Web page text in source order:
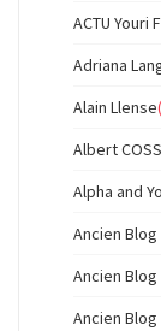
ACTU Youri
Adriana
Alain Llense
Albert
Alpha and
Ancien
Ancien
Ancien